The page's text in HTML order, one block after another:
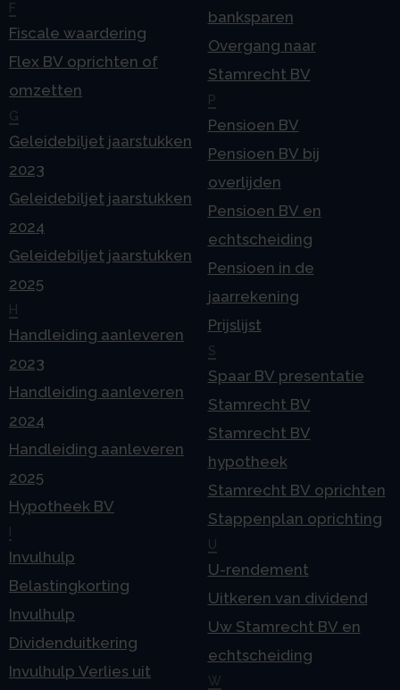
F
Fiscale waardering
Flex BV oprichten of
omzetten
G
Geleidebiljet jaarstukken
2023
Geleidebiljet jaarstukken
2024
Geleidebiljet jaarstukken
2025
H
Handleiding aanleveren
2023
Handleiding aanleveren
2024
Handleiding aanleveren
2025
Hypotheek BV
Invulhulp
Belastingkorting
Invulhulp
Dividenduitkering
Invulhulp Verlies uit
banksparen
Overgang naar
Stamrecht BV
P
Pensioen BV
Pensioen BV bij
overlijden
Pensioen BV en
echtscheiding
Pensioen in de
jaarrekening
Prijslijst
S
Spaar BV presentatie
Stamrecht BV
Stamrecht BV
hypotheek
Stamrecht BV oprichten
Stappenplan oprichting
U
U-rendement
Uitkeren van dividend
Uw Stamrecht BV en
echtscheiding
W